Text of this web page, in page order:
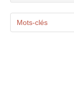
Mots-clés